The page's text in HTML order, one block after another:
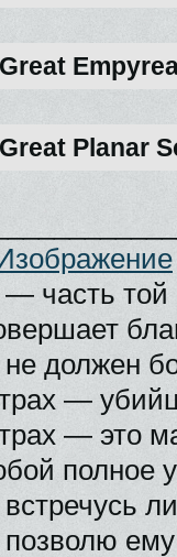
Great
Great Planar
часть той
должен
—
— это
полное
ему